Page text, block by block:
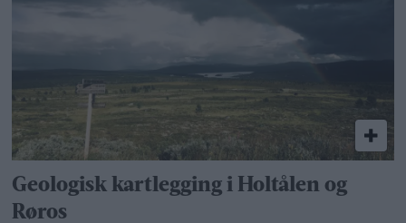
Geologisk kartlegging i Holtålen og
Røros